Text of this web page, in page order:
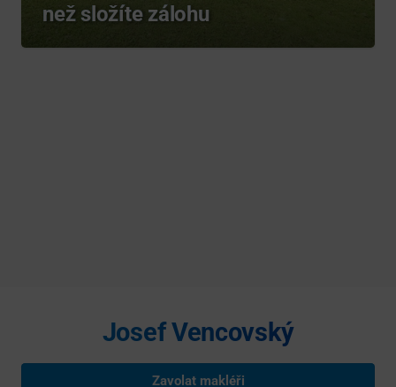
než složíte zálohu
Josef Vencovský
Zavolat makléři